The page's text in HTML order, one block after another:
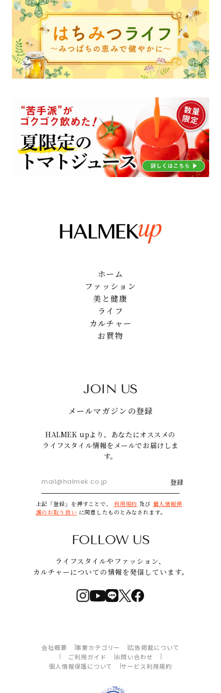
ホーム
ファッション
美と健康
ライフ
カルチャー
お買物
JOIN US
メールマガジンの登録
HALMEK upより、あなたにオススメの
ライフスタイル情報をメールでお届けしま
す。
登録
上記「登録」を押すことで、 利用規約 及び 個人情報保
護のお取り扱い に同意したものとみなされます。
FOLLOW US
ライフスタイルやファッション、
カルチャーについての情報を発信しています。
会社概要 事業カテゴリー
広告掲載について
ご利用ガイド
お問い合わせ
個人情報保護について
サービス利用規約